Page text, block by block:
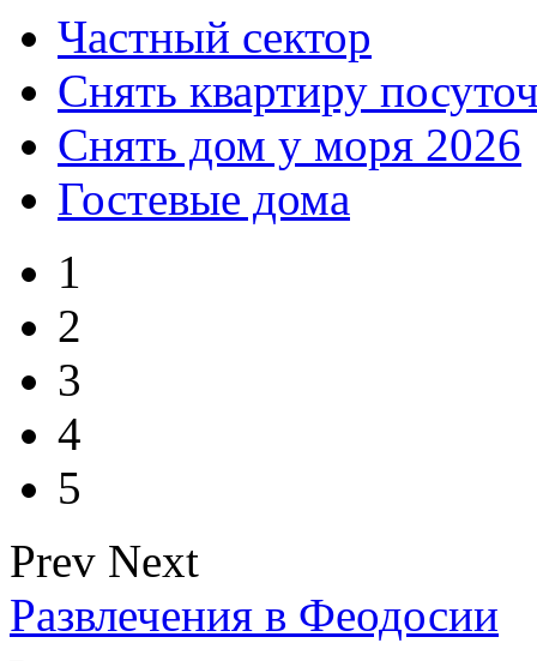
Частный сектор
Снять квартиру
Снять дом у моря 2026
Гостевые дома
1
2
3
4
5
Prev Next
Развлечения в Феодосии